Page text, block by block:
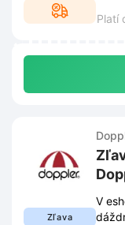
Platí
Zľava
V